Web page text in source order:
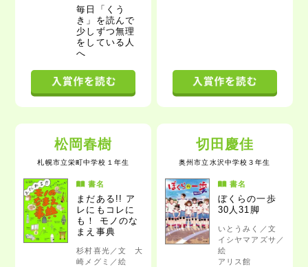
毎日「くう
き」を読んで
少しずつ無理
をしている人
へ
松岡春樹
札幌市立栄町中学校 １年生
書名
まだある!! ア
レにもコレに
も！ モノのな
まえ事典
杉村喜光／文 大
崎メグミ／絵
切田慶佳
奥州市立水沢中学校 ３年生
書名
ぼくらの一歩
30人31脚
いとうみく／文
イシヤマアズサ／
絵
アリス館